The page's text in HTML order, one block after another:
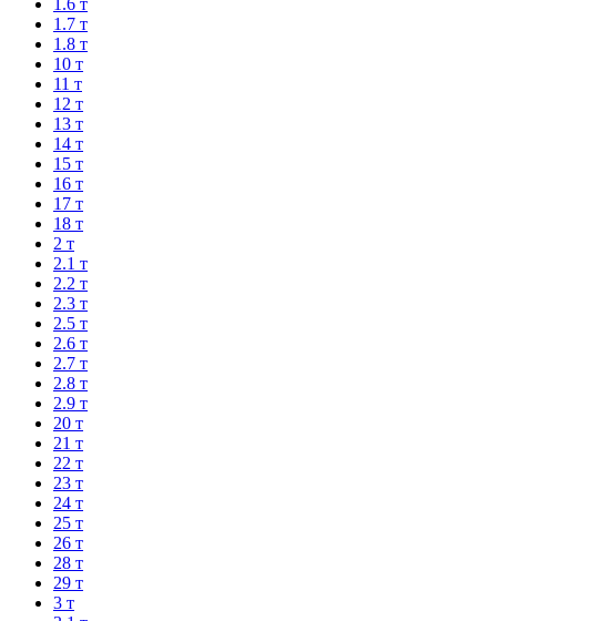
1.6 т
1.7 т
1.8 т
10 т
11 т
12 т
13 т
14 т
15 т
16 т
17 т
18 т
2 т
2.1 т
2.2 т
2.3 т
2.5 т
2.6 т
2.7 т
2.8 т
2.9 т
20 т
21 т
22 т
23 т
24 т
25 т
26 т
28 т
29 т
3 т